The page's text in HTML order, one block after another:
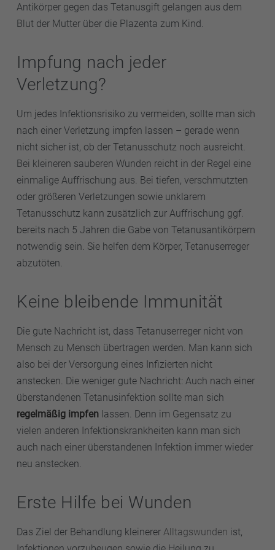
Antikörper gegen das Tetanusgift gelangen aus dem
Blut der Mutter über die Plazenta zum Kind.
Impfung nach jeder
Verletzung?
Um jedes Infektionsrisiko zu vermeiden, sollte man sich
nach einer Verletzung impfen lassen – gerade wenn
nicht sicher ist, ob der Tetanusschutz noch ausreicht.
Bei kleineren sauberen Wunden reicht in der Regel eine
einmalige Auffrischung aus. Bei tiefen, verschmutzten
oder größeren Verletzungen sowie unklarem
Tetanusschutz kann zusätzlich zur Auffrischung ggf.
bereits nach 5 Jahren die Gabe von Tetanusantikörpern
notwendig sein. Sie helfen dem Körper, Tetanuserreger
abzutöten.
Keine bleibende Immunität
Die gute Nachricht ist, dass Tetanuserreger nicht von
Mensch zu Mensch übertragen werden. Man kann sich
also bei der Versorgung eines Infizierten nicht
anstecken. Die weniger gute Nachricht: Auch nach einer
überstandenen Tetanusinfektion sollte man sich
regelmäßig impfen lassen. Denn im Gegensatz zu
vielen anderen Infektionskrankheiten kann man sich
auch nach einer überstandenen Infektion immer wieder
neu anstecken.
Erste Hilfe bei Wunden
Das Ziel der Behandlung kleinerer Alltagswunden ist,